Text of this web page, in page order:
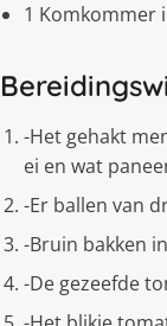
1 Komkommer
-Het gehakt
ei en wat
-Er ballen van
-Bruin bakken
-De gezeefde